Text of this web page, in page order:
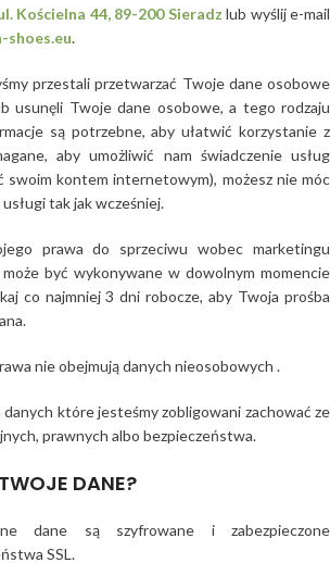
Kościelna 44, 89-200 Sieradz lub wyślij e-mail
shoes.eu.
przestali przetwarzać Twoje dane osobowe
usunęli Twoje dane osobowe, a tego rodzaju
są potrzebne, aby ułatwić korzystanie z
aby umożliwić nam świadczenie usług
swoim kontem internetowym), możesz nie móc
tak jak wcześniej.
prawa do sprzeciwu wobec marketingu
być wykonywane w dowolnym momencie
co najmniej 3 dni robocze, aby Twoja prośba
nie obejmują danych nieosobowych .
które jesteśmy zobligowani zachować ze
prawnych albo bezpieczeństwa.
DANE?
dane są szyfrowane i zabezpieczone
SSL.